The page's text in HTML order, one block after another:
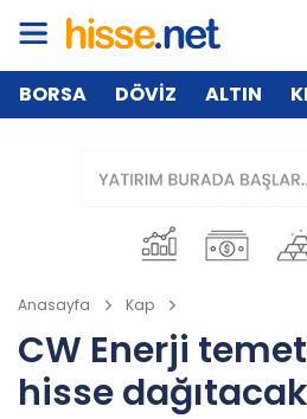
BORSA DÖVİZ ALTIN
Anasayfa Kap
CW Enerji
hisse dağıtacak